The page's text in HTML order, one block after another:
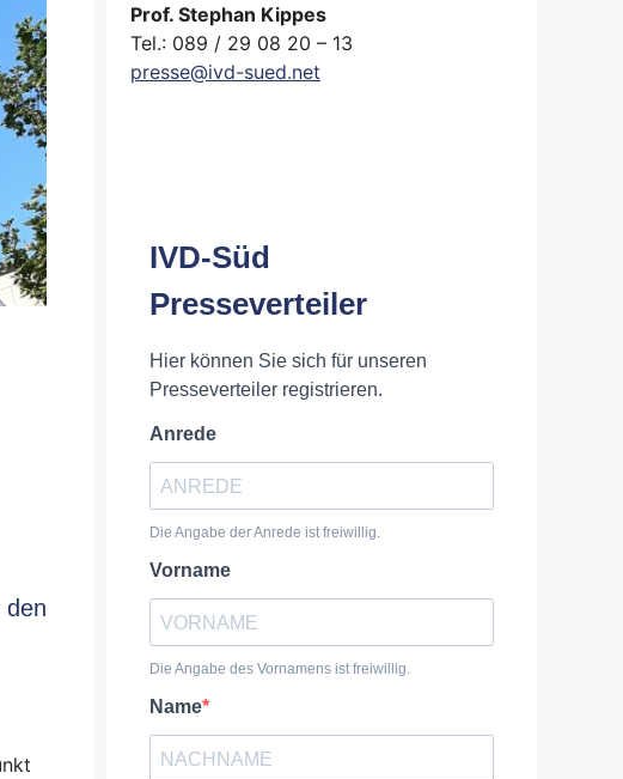
den
Prof. Stephan Kippes
Tel.: 089 / 29 08 20 – 13
presse@ivd-sued.net